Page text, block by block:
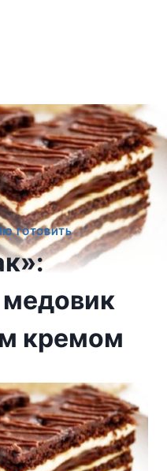
ГОТОВИТЬ
кремом